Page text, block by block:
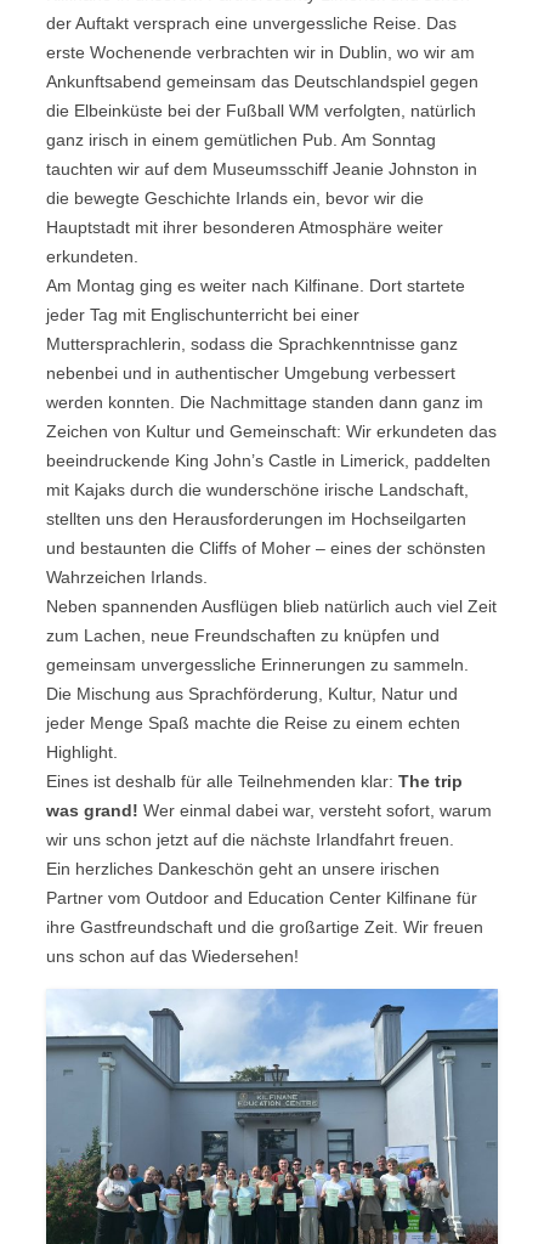
der Auftakt versprach eine unvergessliche Reise. Das
erste Wochenende verbrachten wir in Dublin, wo wir am
Ankunftsabend gemeinsam das Deutschlandspiel gegen
die Elbeinküste bei der Fußball WM verfolgten, natürlich
ganz irisch in einem gemütlichen Pub. Am Sonntag
tauchten wir auf dem Museumsschiff Jeanie Johnston in
die bewegte Geschichte Irlands ein, bevor wir die
Hauptstadt mit ihrer besonderen Atmosphäre weiter
erkundeten.
Am Montag ging es weiter nach Kilfinane. Dort startete
jeder Tag mit Englischunterricht bei einer
Muttersprachlerin, sodass die Sprachkenntnisse ganz
nebenbei und in authentischer Umgebung verbessert
werden konnten. Die Nachmittage standen dann ganz im
Zeichen von Kultur und Gemeinschaft: Wir erkundeten das
beeindruckende King John’s Castle in Limerick, paddelten
mit Kajaks durch die wunderschöne irische Landschaft,
stellten uns den Herausforderungen im Hochseilgarten
und bestaunten die Cliffs of Moher – eines der schönsten
Wahrzeichen Irlands.
Neben spannenden Ausflügen blieb natürlich auch viel Zeit
zum Lachen, neue Freundschaften zu knüpfen und
gemeinsam unvergessliche Erinnerungen zu sammeln.
Die Mischung aus Sprachförderung, Kultur, Natur und
jeder Menge Spaß machte die Reise zu einem echten
Highlight.
Eines ist deshalb für alle Teilnehmenden klar: The trip
was grand! Wer einmal dabei war, versteht sofort, warum
wir uns schon jetzt auf die nächste Irlandfahrt freuen.
Ein herzliches Dankeschön geht an unsere irischen
Partner vom Outdoor and Education Center Kilfinane für
ihre Gastfreundschaft und die großartige Zeit. Wir freuen
uns schon auf das Wiedersehen!